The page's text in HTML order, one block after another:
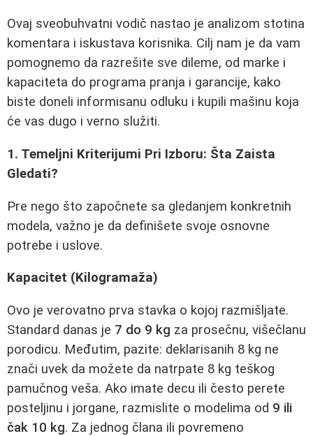
Ovaj sveobuhvatni vodič nastao je analizom stotina
komentara i iskustava korisnika. Cilj nam je da vam
pomognemo da razrešite sve dileme, od marke i
kapaciteta do programa pranja i garancije, kako
biste doneli informisanu odluku i kupili mašinu koja
će vas dugo i verno služiti.
1. Temeljni Kriterijumi Pri Izboru: Šta Zaista
Gledati?
Pre nego što započnete sa gledanjem konkretnih
modela, važno je da definišete svoje osnovne
potrebe i uslove.
Kapacitet (Kilogramaža)
Ovo je verovatno prva stavka o kojoj razmišljate.
Standard danas je 7 do 9 kg za prosečnu, višečlanu
porodicu. Međutim, pazite: deklarisanih 8 kg ne
znači uvek da možete da natrpate 8 kg teškog
pamučnog veša. Ako imate decu ili često perete
posteljinu i jorgane, razmislite o modelima od 9 ili
čak 10 kg. Za jednog člana ili povremeno